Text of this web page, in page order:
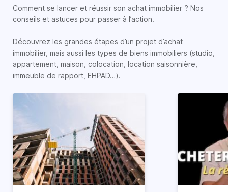
Comment se lancer et réussir son achat immobilier ? Nos
conseils et astuces pour passer à l’action.
Découvrez les grandes étapes d’un projet d’achat
immobilier, mais aussi les types de biens immobiliers (studio,
appartement, maison, colocation, location saisonnière,
immeuble de rapport, EHPAD…).